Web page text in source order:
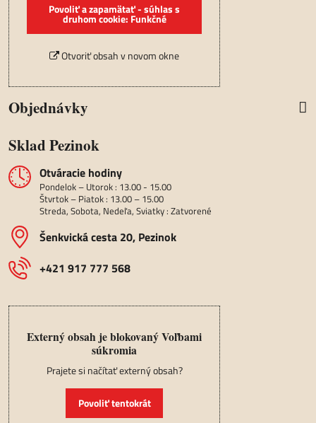
Povoliť a zapamätať - súhlas s
druhom cookie: Funkčné
Otvoriť obsah v novom okne
Objednávky
Sklad Pezinok
Otváracie hodiny
Pondelok – Utorok : 13.00 - 15.00
Štvrtok – Piatok : 13.00 – 15.00
Streda, Sobota, Nedeľa, Sviatky : Zatvorené
Šenkvická cesta 20, Pezinok
+421 917 777 568
Externý obsah je blokovaný Voľbami
súkromia
Prajete si načítať externý obsah?
Povoliť tentokrát